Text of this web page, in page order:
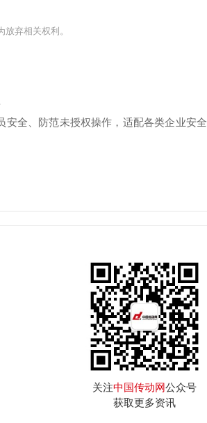
弃相关权利。
安全、防范未授权操作，适配各类企业安全
关注中国传动网公众号
获取更多资讯